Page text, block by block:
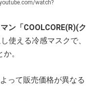
watch?
ン「COOLCORE(R)(ク
使える冷感マスクで、
。
って販売価格が異なる